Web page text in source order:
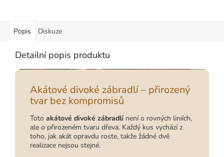
Popis Diskuze
Detailní popis produktu
Akátové divoké zábradlí – přirozený
tvar bez kompromisů
Toto akátové divoké zábradlí není o rovných liniích,
ale o přirozeném tvaru dřeva. Každý kus vychází z
toho, jak akát opravdu roste, takže žádné dvě
realizace nejsou stejné.